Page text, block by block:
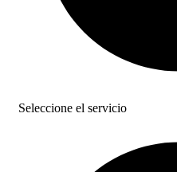
Seleccione el servicio